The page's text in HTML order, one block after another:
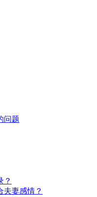
问题
？
夫妻感情？